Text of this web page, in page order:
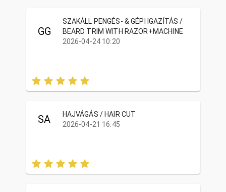
GG
SZAKÁLL PENGÉS- & GÉPI IGAZÍTÁS /
BEARD TRIM WITH RAZOR+MACHINE
2026-04-24 10:20
SA
HAJVÁGÁS / HAIR CUT
2026-04-21 16:45